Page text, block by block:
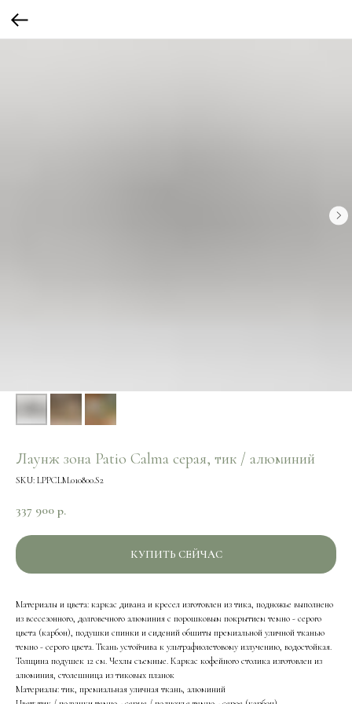
Лаунж зона Patio Calma серая, тик / алюминий
SKU: LPPCLM.010800.S2
337 900 р.
КУПИТЬ СЕЙЧАС
Материалы и цвета: каркас дивана и кресел изготовлен из тика, подножье выполнено
из всесезонного, долговечного алюминия с порошковым покрытием темно - серого
цвета (карбон), подушки спинки и сидений обшиты премиальной уличной тканью
темно - серого цвета. Ткань устойчива к ультрафиолетовому излучению, водостойкая.
Толщина подушек 12 см. Чехлы съемные. Каркас кофейного столика изготовлен из
алюминия, столешница из тиковых планок
Материалы: тик, премиальная уличная ткань, алюминий